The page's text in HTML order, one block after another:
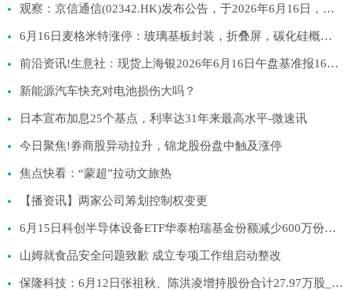
观察：京信通信(02342.HK)发布公告，于2026年6月16日，该公司斥资22.67万港元回购20万股
6月16日麦格米特涨停：玻璃基板封装，折叠屏，碳化硅概念热股
前沿资讯!生意社：现货上海银2026年6月16日午盘基准报16603元/千克
新能源汽车快充对电池损伤大吗？
日本宣布加息25个基点，利率达31年来最高水平-微速讯
今日聚焦!券商股异动拉升，锦龙股份盘中触及涨停
焦点快看：“蒙超”拉动文旅热
【播资讯】两家公司筹划控制权变更
6月15日科创半导体设备ETF华泰柏瑞基金份额减少600万份，重仓股拓荆科技、华海清科、中微公司_新资讯
山姆就食品安全问题致歉 成立专项工作组启动整改
保隆科技：6月12日张祖秋、陈洪凌增持股份合计27.97万股_今日要闻